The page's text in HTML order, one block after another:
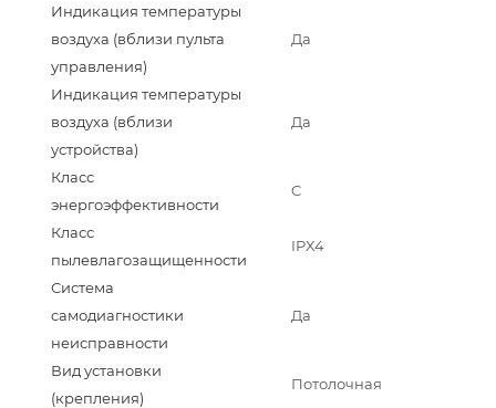
Индикация температуры
воздуха (вблизи пульта
управления)
Да
Индикация температуры
воздуха (вблизи
устройства)
Да
Класс
энергоэффективности
C
Класс
пылевлагозащищенности
IPX4
Система
самодиагностики
неисправности
Да
Вид установки
(крепления)
Потолочная